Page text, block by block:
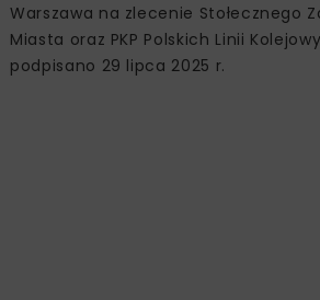
Warszawa na zlecenie Stołecznego
Miasta oraz PKP Polskich Linii
podpisano 29 lipca 2025 r.